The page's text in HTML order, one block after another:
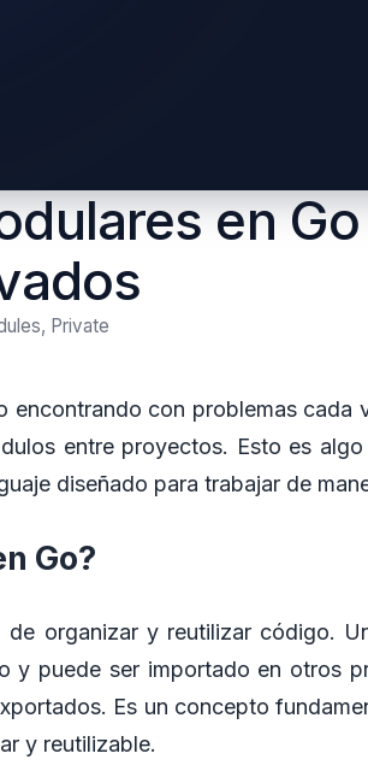
en
Private
encontrando con problemas cada
entre proyectos. Esto es
diseñado para trabajar de
Go?
de organizar y reutilizar código.
y puede ser importado en otros
Es un concepto
y reutilizable.